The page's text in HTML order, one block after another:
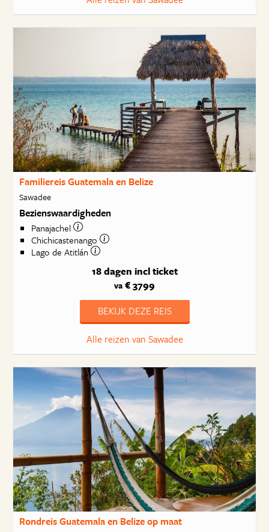
Familiereis Guatemala en Belize
Sawadee
Bezienswaardigheden
Panajachel
Chichicastenango
Lago de Atitlán
18 dagen incl ticket
va € 3799
BEKIJK DEZE REIS
Alle reizen van Sawadee
Rondreis Guatemala en Belize op maat